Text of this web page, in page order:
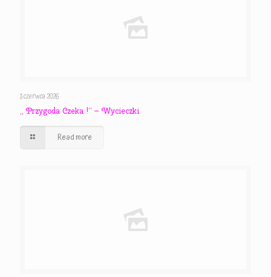
3 czerwca 2026
,, Przygoda Czeka !” – Wycieczki
Read more